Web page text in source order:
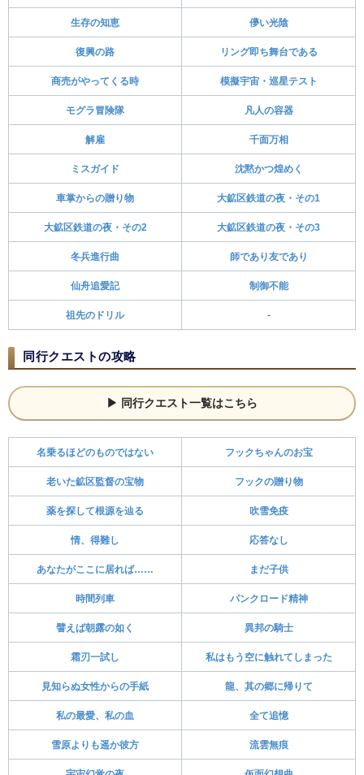
生存の知恵 儚い光陰
復興の路 リング即ち舞台である
商売がやってくる時 模擬宇宙・巡星テスト
モグラ冒険隊 凡人の容器
解雇 千面万相
ミスガイド 沈黙かつ煌めく
車掌からの贈り物 大鉱区鉄道の夜・その1
大鉱区鉄道の夜・その2 大鉱区鉄道の夜・その3
冬兵進行曲 師であり友であり
仙舟追愛記 制御不能
祖先のドリル -
同行クエストの攻略
同行クエスト一覧はこちら
名乗るほどのものではない フックちゃんのお宝
老いた鉱区監督の宝物 フックの贈り物
薬を探して根源を辿る 吹雪免疫
情、得難し 応答なし
あなたがここに居れば…… まだ子供
時間列車 パンクロード精神
譬えば朝露の如く 異邦の騎士
霜刃一試し 私はもう空に触れてしまった
見知らぬ女性からの手紙 龍、其の郷に帰りて
私の最愛、私の血 全て追憶
雪原よりも遥か彼方 流雲無痕